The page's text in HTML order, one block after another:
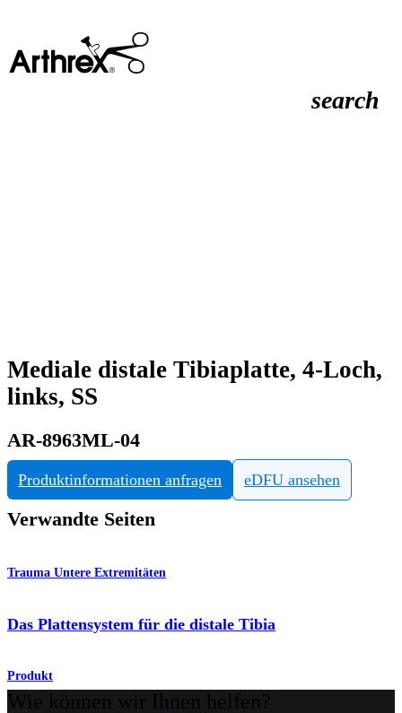
search
Mediale distale Tibiaplatte, 4-Loch,
links, SS
AR-8963ML-04
Produktinformationen anfragen eDFU ansehen
Verwandte Seiten
Trauma Untere Extremitäten
Das Plattensystem für die distale Tibia
Produkt